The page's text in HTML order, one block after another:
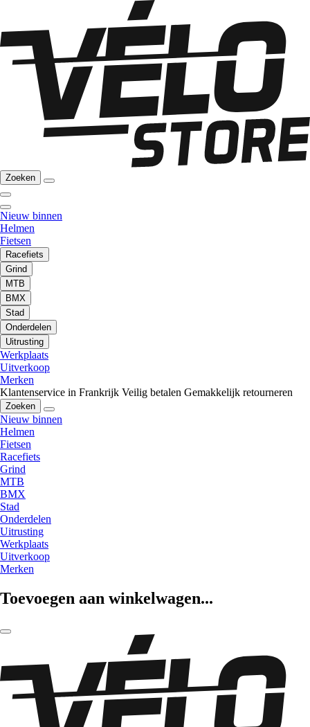
Zoeken
Nieuw binnen
Helmen
Fietsen
Racefiets
Grind
MTB
BMX
Stad
Onderdelen
Uitrusting
Werkplaats
Uitverkoop
Merken
Klantenservice in Frankrijk Veilig betalen Gemakkelijk retourneren
Zoeken
Nieuw binnen
Helmen
Fietsen
Racefiets
Grind
MTB
BMX
Stad
Onderdelen
Uitrusting
Werkplaats
Uitverkoop
Merken
Toevoegen aan winkelwagen...